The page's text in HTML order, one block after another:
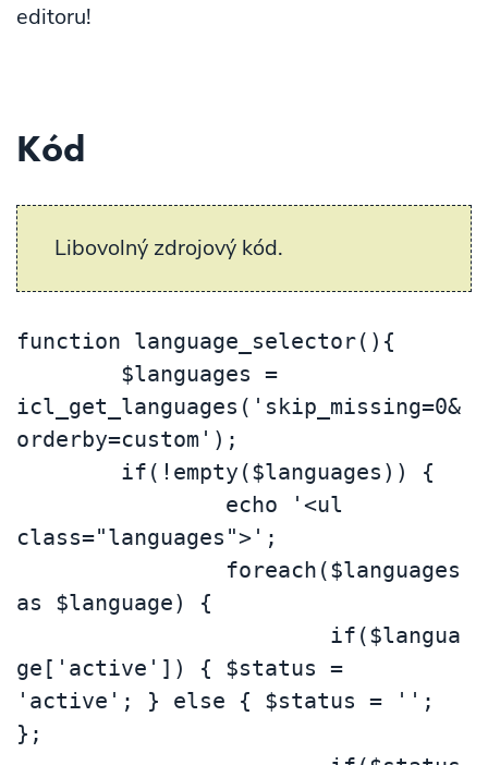
editoru!
Kód
Libovolný zdrojový kód.
function language_selector(){
icl_get_languages('skip_missing=0&
orderby=custom');
class="languages">';
as $language) {
ge['active']) { $status =
'active'; } else { $status = '';
};